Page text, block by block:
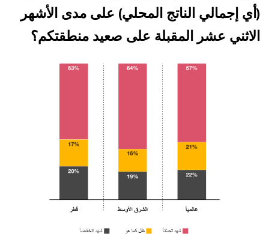
(أي إجمالي الناتج المحلي) على مدى الأشهر
الاثني عشر المقبلة على صعيد منطقتكم؟